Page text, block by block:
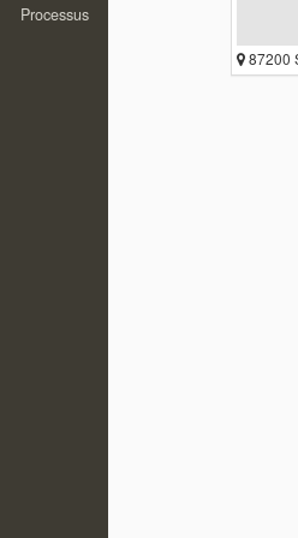
Processus
87200